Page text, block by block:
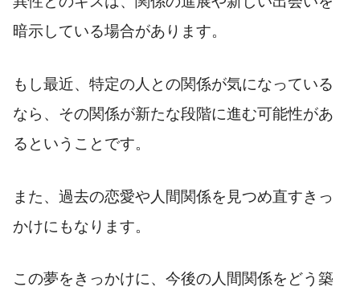
暗示している場合があります。
もし最近、特定の人との関係が気になっている
なら、その関係が新たな段階に進む可能性があ
るということです。
また、過去の恋愛や人間関係を見つめ直すきっ
かけにもなります。
この夢をきっかけに、今後の人間関係をどう築